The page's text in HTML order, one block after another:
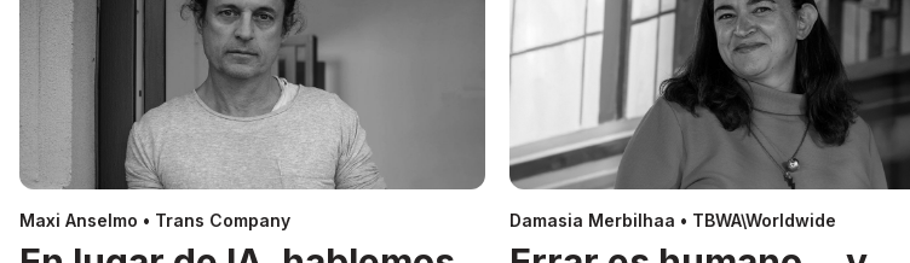
Maxi Anselmo • Trans Company Damasia Merbilhaa • TBWA\Worldwide